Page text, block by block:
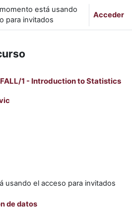
está usando
para invitados
Acceder
1 - Introduction to Statistics
usando el acceso para invitados
de datos